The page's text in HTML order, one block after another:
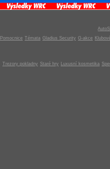
Pomocnice Témata Gladius Security G-akce
Trezory pokladny Staré hry Luxusní kosmetika